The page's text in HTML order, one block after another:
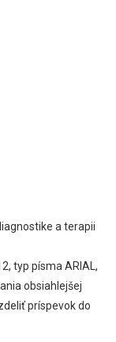
a terapii
typ písma ARIAL,
obsiahlejšej
príspevok do